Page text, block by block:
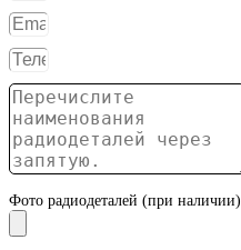
Фото радиодеталей (при наличии)